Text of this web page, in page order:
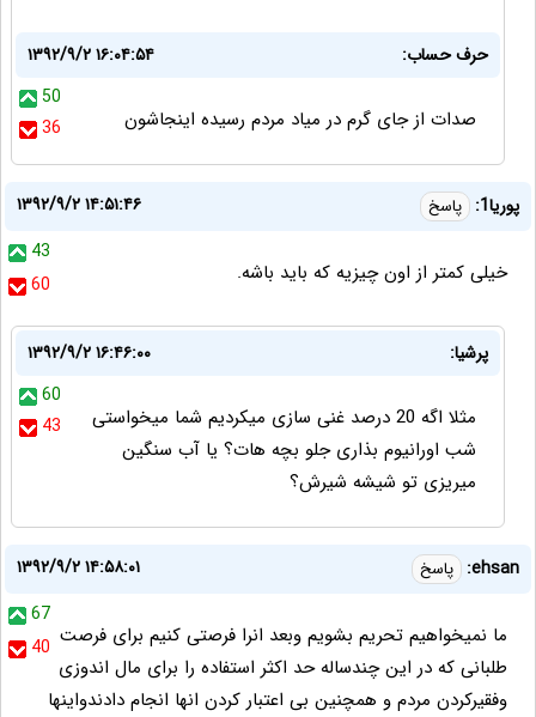
حرف حساب:
۱۳۹۲/۹/۲ ۱۶:۰۴:۵۴
50
36
صدات از جای گرم در میاد مردم رسیده اینجاشون
پوریا1: پاسخ
۱۳۹۲/۹/۲ ۱۴:۵۱:۴۶
43
60
خیلی کمتر از اون چیزیه که باید باشه.
پرشیا:
۱۳۹۲/۹/۲ ۱۶:۴۶:۰۰
60
43
مثلا اگه 20 درصد غنی سازی میکردیم شما میخواستی
شب اورانیوم بذاری جلو بچه هات؟ یا آب سنگین
میریزی تو شیشه شیرش؟
ehsan: پاسخ
۱۳۹۲/۹/۲ ۱۴:۵۸:۰۱
67
40 ما نمیخواهیم تحریم بشویم وبعد انرا فرصتی کنیم برای فرصت
طلبانی که در این چندساله حد اکثر استفاده را برای مال اندوزی
وفقیرکردن مردم و همچنین بی اعتبار کردن انها انجام دادندواینها